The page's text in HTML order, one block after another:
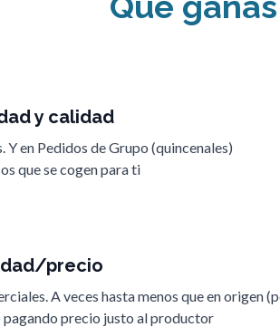
y calidad
Y en Pedidos de Grupo (quincenales)
que se cogen para ti
precio
A veces hasta menos que en origen
precio justo al productor